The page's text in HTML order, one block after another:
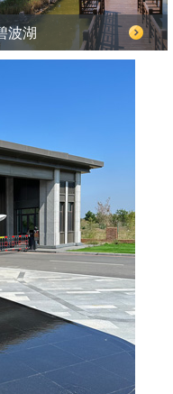
波湖